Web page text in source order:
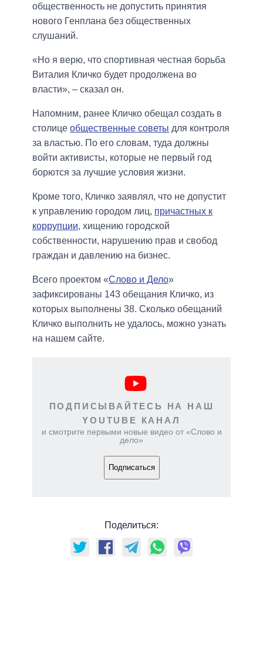
общественность не допустить принятия
нового Генплана без общественных
слушаний.
«Но я верю, что спортивная честная борьба
Виталия Кличко будет продолжена во
власти», – сказал он.
Напомним, ранее Кличко обещал создать в
столице общественные советы для контроля
за властью. По его словам, туда должны
войти активисты, которые не первый год
борются за лучшие условия жизни.
Кроме того, Кличко заявлял, что не допустит
к управлению городом лиц, причастных к
коррупции, хищению городской
собственности, нарушению прав и свобод
граждан и давлению на бизнес.
Всего проектом «Слово и Дело»
зафиксированы 143 обещания Кличко, из
которых выполнены 38. Сколько обещаний
Кличко выполнить не удалось, можно узнать
на нашем сайте.
ПОДПИСЫВАЙТЕСЬ НА НАШ
YOUTUBE КАНАЛ
и смотрите первыми новые видео от «Слово и
дело»
Подписаться
Поделиться: